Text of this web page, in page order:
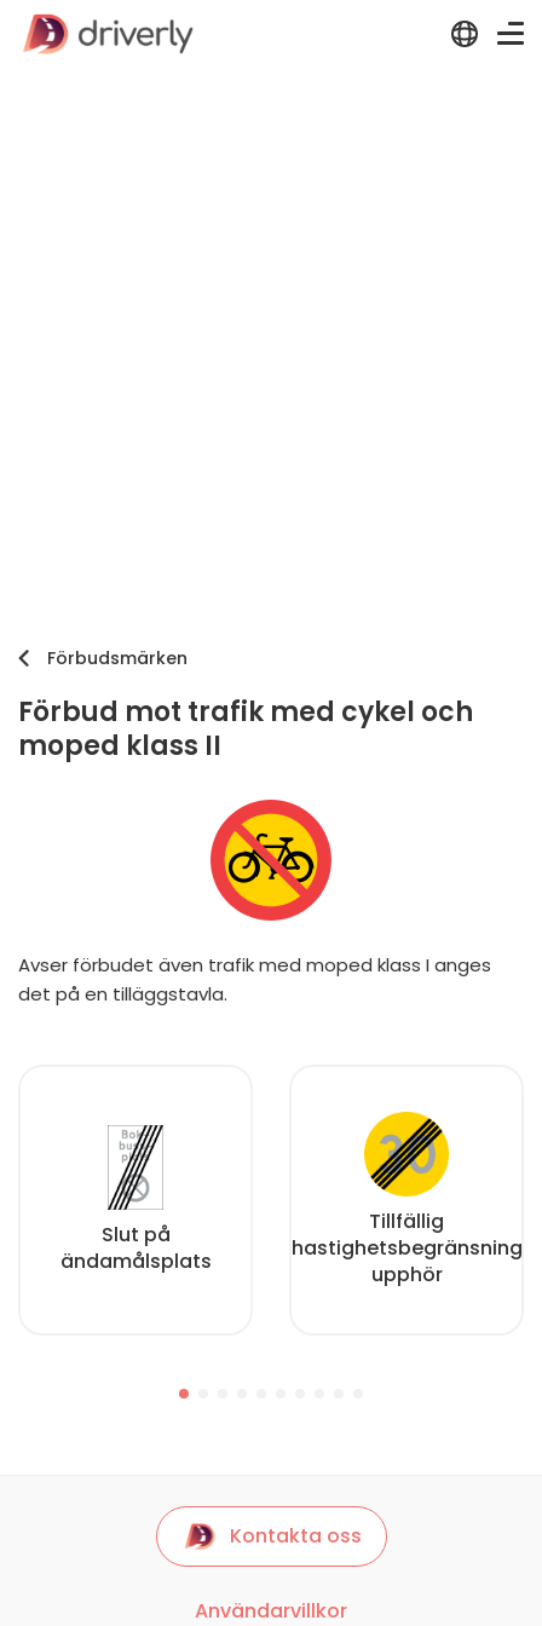
Förbudsmärken
Förbud mot trafik med cykel och
moped klass II
Avser förbudet även trafik med moped klass I anges
det på en tilläggstavla.
Slut på
ändamålsplats
Tillfällig
hastighetsbegränsning
upphör
Kontakta oss
Användarvillkor